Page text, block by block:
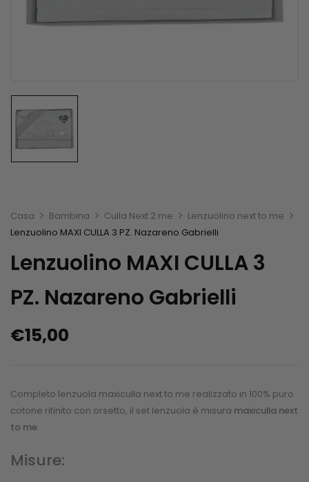
Casa Bambina Culla Next 2 me
Lenzuolino next to me
Lenzuolino MAXI CULLA 3 PZ. Nazareno Gabrielli
Lenzuolino MAXI CULLA 3
PZ. Nazareno Gabrielli
€15,00
Completo lenzuola maxiculla next to me realizzato in 100% puro
cotone rifinito con orsetto, il set lenzuola è misura maxiculla next
to me.
Misure: